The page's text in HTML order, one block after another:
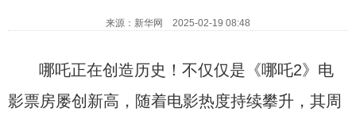
来源：新华网 2025-02-19 08:48
哪吒正在创造历史！不仅仅是《哪吒2》电
影票房屡创新高，随着电影热度持续攀升，其周